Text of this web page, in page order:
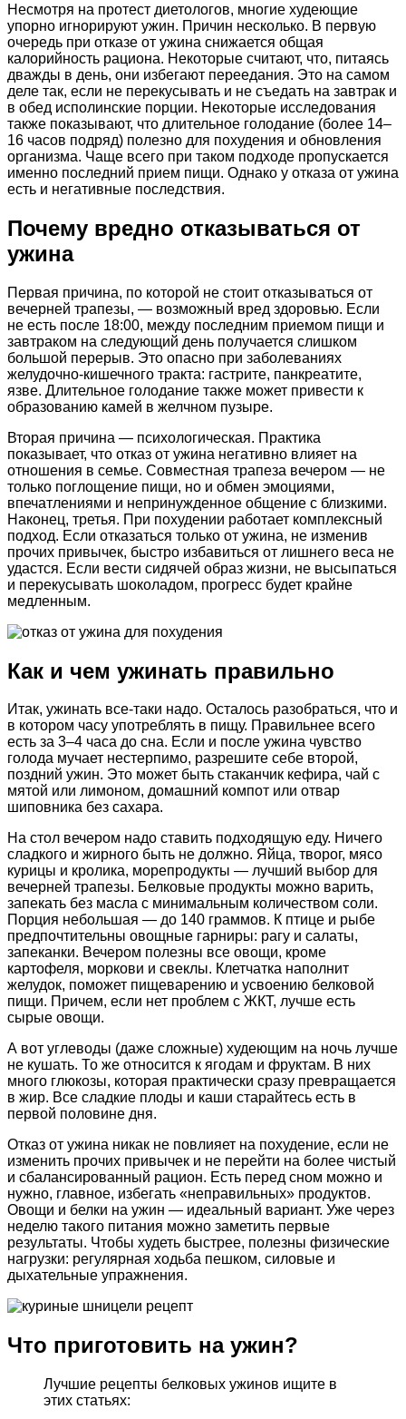
Несмотря на протест диетологов, многие худеющие
упорно игнорируют ужин. Причин несколько. В первую
очередь при отказе от ужина снижается общая
калорийность рациона. Некоторые считают, что, питаясь
дважды в день, они избегают переедания. Это на самом
деле так, если не перекусывать и не съедать на завтрак и
в обед исполинские порции. Некоторые исследования
также показывают, что длительное голодание (более 14–
16 часов подряд) полезно для похудения и обновления
организма. Чаще всего при таком подходе пропускается
именно последний прием пищи. Однако у отказа от ужина
есть и негативные последствия.
Почему вредно отказываться от
ужина
Первая причина, по которой не стоит отказываться от
вечерней трапезы, — возможный вред здоровью. Если
не есть после 18:00, между последним приемом пищи и
завтраком на следующий день получается слишком
большой перерыв. Это опасно при заболеваниях
желудочно-кишечного тракта: гастрите, панкреатите,
язве. Длительное голодание также может привести к
образованию камей в желчном пузыре.
Вторая причина — психологическая. Практика
показывает, что отказ от ужина негативно влияет на
отношения в семье. Совместная трапеза вечером — не
только поглощение пищи, но и обмен эмоциями,
впечатлениями и непринужденное общение с близкими.
Наконец, третья. При похудении работает комплексный
подход. Если отказаться только от ужина, не изменив
прочих привычек, быстро избавиться от лишнего веса не
удастся. Если вести сидячей образ жизни, не высыпаться
и перекусывать шоколадом, прогресс будет крайне
медленным.
Как и чем ужинать правильно
Итак, ужинать все-таки надо. Осталось разобраться, что и
в котором часу употреблять в пищу. Правильнее всего
есть за 3–4 часа до сна. Если и после ужина чувство
голода мучает нестерпимо, разрешите себе второй,
поздний ужин. Это может быть стаканчик кефира, чай с
мятой или лимоном, домашний компот или отвар
шиповника без сахара.
На стол вечером надо ставить подходящую еду. Ничего
сладкого и жирного быть не должно. Яйца, творог, мясо
курицы и кролика, морепродукты — лучший выбор для
вечерней трапезы. Белковые продукты можно варить,
запекать без масла с минимальным количеством соли.
Порция небольшая — до 140 граммов. К птице и рыбе
предпочтительны овощные гарниры: рагу и салаты,
запеканки. Вечером полезны все овощи, кроме
картофеля, моркови и свеклы. Клетчатка наполнит
желудок, поможет пищеварению и усвоению белковой
пищи. Причем, если нет проблем с ЖКТ, лучше есть
сырые овощи.
А вот углеводы (даже сложные) худеющим на ночь лучше
не кушать. То же относится к ягодам и фруктам. В них
много глюкозы, которая практически сразу превращается
в жир. Все сладкие плоды и каши старайтесь есть в
первой половине дня.
Отказ от ужина никак не повлияет на похудение, если не
изменить прочих привычек и не перейти на более чистый
и сбалансированный рацион. Есть перед сном можно и
нужно, главное, избегать «неправильных» продуктов.
Овощи и белки на ужин — идеальный вариант. Уже через
неделю такого питания можно заметить первые
результаты. Чтобы худеть быстрее, полезны физические
нагрузки: регулярная ходьба пешком, силовые и
дыхательные упражнения.
Что приготовить на ужин?
Лучшие рецепты белковых ужинов ищите в
этих статьях: